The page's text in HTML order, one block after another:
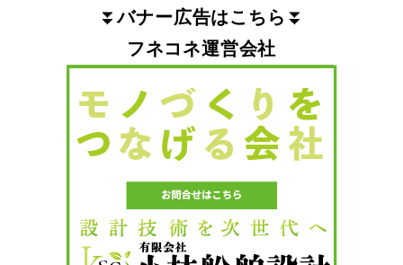
⏬バナー広告はこちら ⏬
フネコネ運営会社